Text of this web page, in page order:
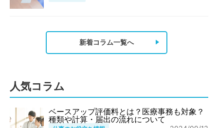
新着コラム一覧へ
人気コラム
ベースアップ評価料とは？医療事務も対象？
種類や計算・届出の流れについて